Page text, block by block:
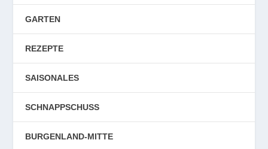
GARTEN
REZEPTE
SAISONALES
SCHNAPPSCHUSS
BURGENLAND-MITTE